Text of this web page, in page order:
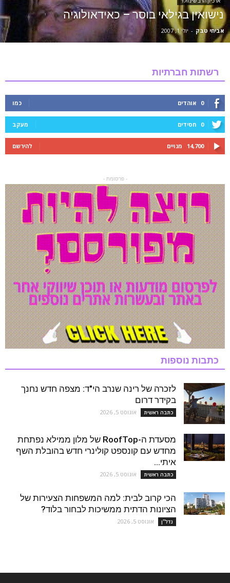
נישואין בגילאי בוסר – כאידאולוגיה
אביחי טבק - יולי 1, 2007
רשתות חברתיות
0 אוהדים כמו
0 חסידים מעקב
14,700 מנויים להירשם
- פרסומת -
כתבות נוספות
לזכרה של רינה שנרב הי"ד: מצפה חדש נחנך
בקידר דרום
כתבה ראשית אוגוסט 5, 2026
מסעדת ה-RoofTop של מלון ממילא נפתחת
מחדש עם קונספט קולינרי חדש בהובלת השף
איתי...
כתבה ראשית אוגוסט 5, 2026
הכי קרוב לבית: למה המשפחות הצעירות של
הציונות הדתית ממשיכות לבחור בלוד?
נדל''ן אוגוסט 5, 2026